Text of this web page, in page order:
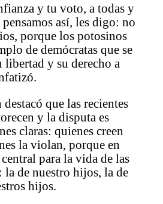
y tu voto, a todas y
así, les digo: no
porque los potosinos
de demócratas que se
libertad y su derecho a
que las recientes
y la disputa es
claras: quienes creen
la violan, porque en
para la vida de las
de nuestro hijos, la de
hijos.